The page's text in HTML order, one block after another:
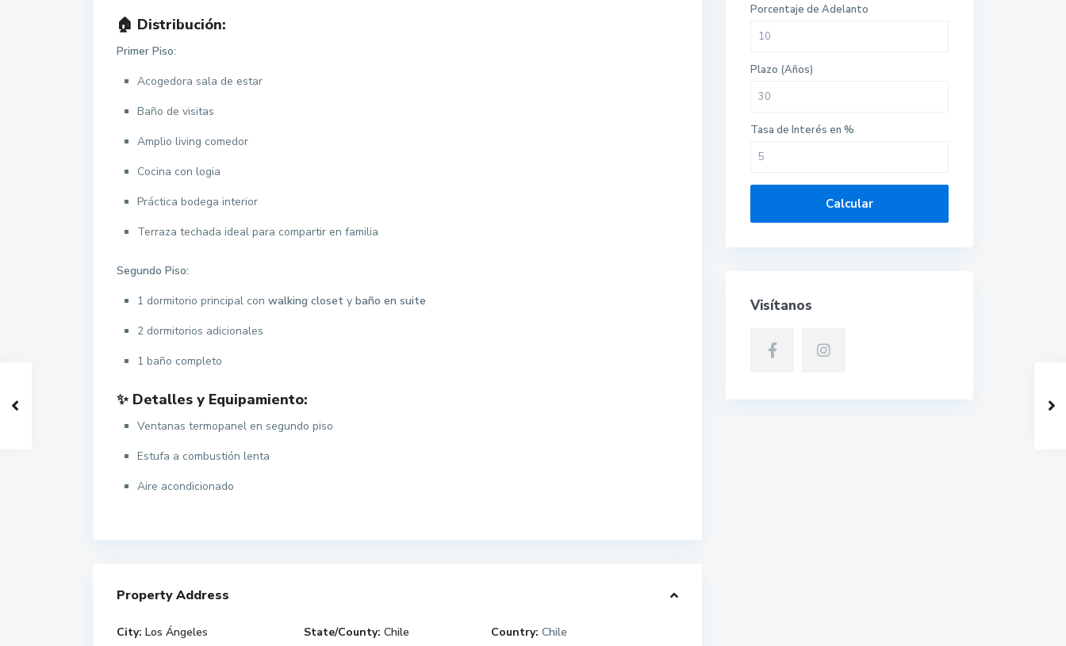
🏠 Distribución:
Primer Piso:
Acogedora sala de estar
Baño de visitas
Amplio living comedor
Cocina con logia
Práctica bodega interior
Terraza techada ideal para compartir en familia
Segundo Piso:
1 dormitorio principal con walking closet y baño en suite
2 dormitorios adicionales
1 baño completo
✨ Detalles y Equipamiento:
Ventanas termopanel en segundo piso
Estufa a combustión lenta
Aire acondicionado
Property Address
City: Los Ángeles State/County: Chile Country: Chile
Porcentaje de Adelanto
Plazo (Años)
Tasa de Interés en %
Calcular
Visítanos